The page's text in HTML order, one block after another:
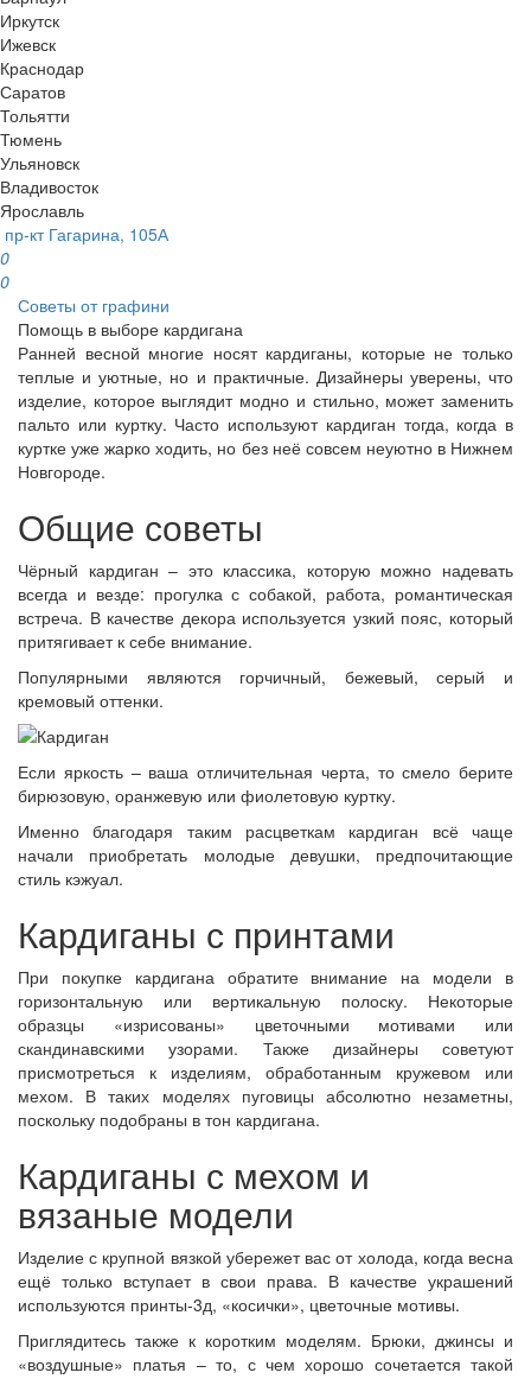
Иркутск
Ижевск
Краснодар
Саратов
Тольятти
Тюмень
Ульяновск
Владивосток
Ярославль
пр-кт Гагарина, 105А
0
0
Советы от графини
Помощь в выборе кардигана
Ранней весной многие носят кардиганы, которые не только
теплые и уютные, но и практичные. Дизайнеры уверены, что
изделие, которое выглядит модно и стильно, может заменить
пальто или куртку. Часто используют кардиган тогда, когда в
куртке уже жарко ходить, но без неё совсем неуютно в Нижнем
Новгороде.
Общие советы
Чёрный кардиган – это классика, которую можно надевать
всегда и везде: прогулка с собакой, работа, романтическая
встреча. В качестве декора используется узкий пояс, который
притягивает к себе внимание.
Популярными являются горчичный, бежевый, серый и
кремовый оттенки.
Если яркость – ваша отличительная черта, то смело берите
бирюзовую, оранжевую или фиолетовую куртку.
Именно благодаря таким расцветкам кардиган всё чаще
начали приобретать молодые девушки, предпочитающие
стиль кэжуал.
Кардиганы с принтами
При покупке кардигана обратите внимание на модели в
горизонтальную или вертикальную полоску. Некоторые
образцы «изрисованы» цветочными мотивами или
скандинавскими узорами. Также дизайнеры советуют
присмотреться к изделиям, обработанным кружевом или
мехом. В таких моделях пуговицы абсолютно незаметны,
поскольку подобраны в тон кардигана.
Кардиганы с мехом и
вязаные модели
Изделие с крупной вязкой убережет вас от холода, когда весна
ещё только вступает в свои права. В качестве украшений
используются принты-3д, «косички», цветочные мотивы.
Приглядитесь также к коротким моделям. Брюки, джинсы и
«воздушные» платья – то, с чем хорошо сочетается такой